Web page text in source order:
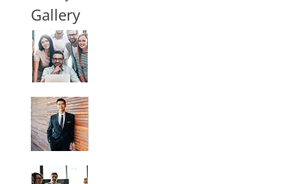
Gallery